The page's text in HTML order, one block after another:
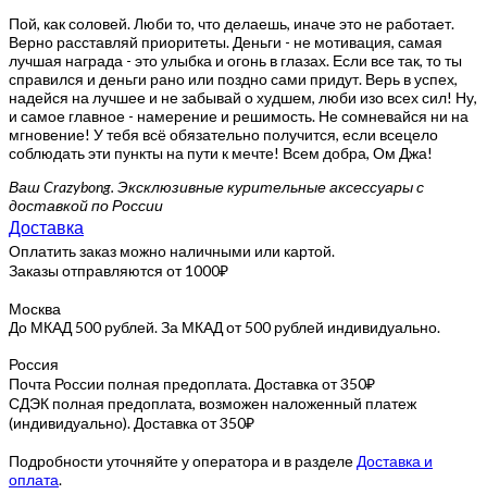
Пой, как соловей. Люби то, что делаешь, иначе это не работает.
Верно расставляй приоритеты. Деньги - не мотивация, самая
лучшая награда - это улыбка и огонь в глазах. Если все так, то ты
справился и деньги рано или поздно сами придут. Верь в успех,
надейся на лучшее и не забывай о худшем, люби изо всех сил! Ну,
и самое главное - намерение и решимость. Не сомневайся ни на
мгновение! У тебя всё обязательно получится, если всецело
соблюдать эти пункты на пути к мечте! Всем добра, Ом Джа!
Ваш Crazybong. Эксклюзивные курительные аксессуары с
доставкой по России
Доставка
Оплатить заказ можно наличными или картой.
Заказы отправляются от 1000₽
Москва
До МКАД 500 рублей. За МКАД от 500 рублей индивидуально.
Россия
Почта России полная предоплата. Доставка от 350₽
СДЭК полная предоплата, возможен наложенный платеж
(индивидуально). Доставка от 350₽
Подробности уточняйте у оператора и в разделе Доставка и
оплата.